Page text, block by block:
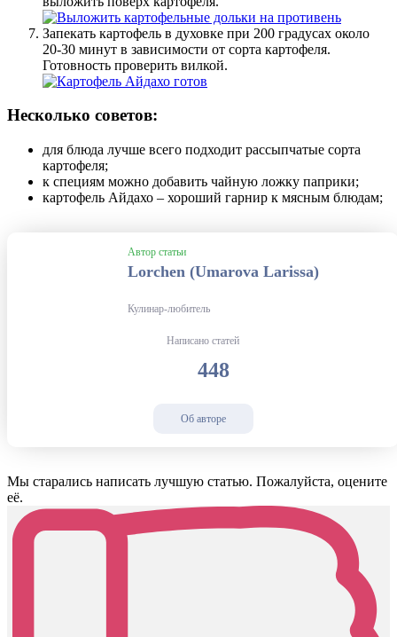
Запекать картофель в духовке при 200 градусах около
20-30 минут в зависимости от сорта картофеля.
Готовность проверить вилкой.
Несколько советов:
для блюда лучше всего подходит рассыпчатые сорта
картофеля;
к специям можно добавить чайную ложку паприки;
картофель Айдахо – хороший гарнир к мясным блюдам;
Автор статьи
Lorchen (Umarova Larissa)
Кулинар-любитель
Написано статей
448
Об авторе
Мы старались написать лучшую статью. Пожалуйста, оцените
её.